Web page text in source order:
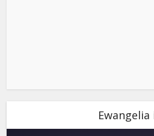
Ewangelia